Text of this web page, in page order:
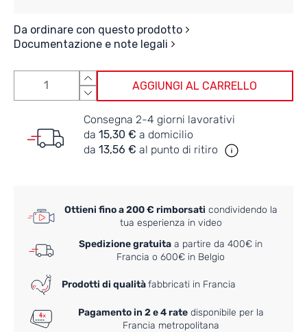
Da ordinare con questo prodotto
Documentazione e note legali
AGGIUNGI AL CARRELLO
Consegna 2-4 giorni lavorativi
da 15,30 € a domicilio
da 13,56 € al punto di ritiro
Ottieni fino a 200 € rimborsati condividendo la
tua esperienza in video
Spedizione gratuita a partire da 400€ in
Francia o 600€ in Belgio
Prodotti di qualitàfabbricati in Francia
Pagamento in 2 e 4 ratedisponibile per la
Francia metropolitana